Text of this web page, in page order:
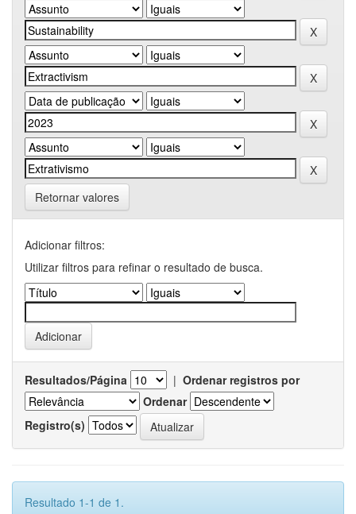
Retornar valores
Adicionar filtros:
Utilizar filtros para refinar o resultado de busca.
Resultados/Página | Ordenar registros por
Ordenar
Registro(s)
Resultado 1-1 de 1.